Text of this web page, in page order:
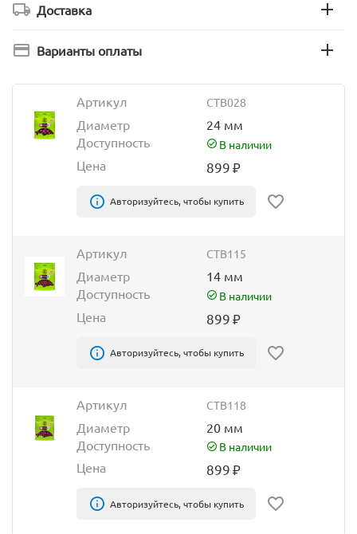
Доставка
Варианты оплаты
Артикул CTB028
Диаметр
24 мм
Доступность
В наличии
Цена 899₽
Авторизуйтесь, чтобы купить
Артикул CTB115
Диаметр
14 мм
Доступность
В наличии
Цена 899₽
Авторизуйтесь, чтобы купить
Артикул CTB118
Диаметр
20 мм
Доступность
В наличии
Цена 899₽
Авторизуйтесь, чтобы купить